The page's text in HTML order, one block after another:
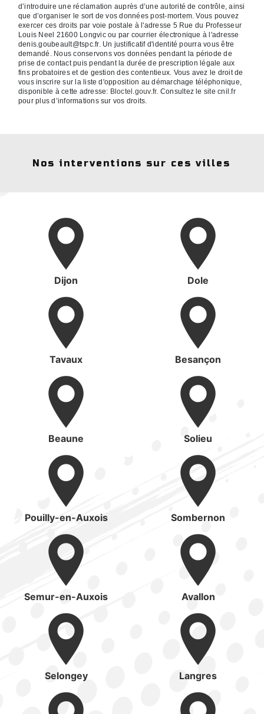
d’introduire une réclamation auprès d’une autorité de contrôle, ainsi
que d’organiser le sort de vos données post-mortem. Vous pouvez
exercer ces droits par voie postale à l'adresse 5 Rue du Professeur
Louis Neel 21600 Longvic ou par courrier électronique à l'adresse
denis.goubeault@tspc.fr. Un justificatif d'identité pourra vous être
demandé. Nous conservons vos données pendant la période de
prise de contact puis pendant la durée de prescription légale aux
fins probatoires et de gestion des contentieux. Vous avez le droit de
vous inscrire sur la liste d'opposition au démarchage téléphonique,
disponible à cette adresse: Bloctel.gouv.fr. Consultez le site cnil.fr
pour plus d’informations sur vos droits.
Nos interventions sur ces villes
Dijon Dole
Tavaux Besançon
Beaune Solieu
Pouilly-en-Auxois Sombernon
Semur-en-Auxois Avallon
Selongey Langres